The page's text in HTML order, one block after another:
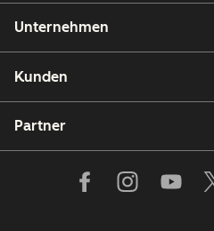
Unternehmen
Kunden
Partner